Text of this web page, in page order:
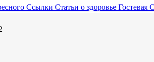
Ссылки Статьи о здоровье Гостевая